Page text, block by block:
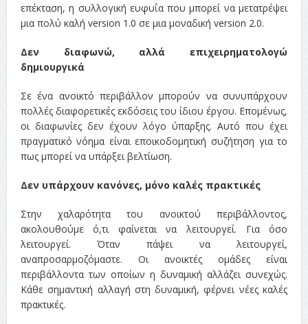
επέκταση, η συλλογική ευφυΐα που μπορεί να μετατρέψει
μια πολύ καλή version 1.0 σε μια μοναδική version 2.0.
Δεν διαφωνώ, αλλά επιχειρηματολογώ
δημιουργικά
Σε ένα ανοικτό περιβάλλον μπορούν να συνυπάρχουν
πολλές διαφορετικές εκδόσεις του ίδιου έργου. Επομένως,
οι διαφωνίες δεν έχουν λόγο ύπαρξης. Αυτό που έχει
πραγματικό νόημα είναι εποικοδομητική συζήτηση για το
πως μπορεί να υπάρξει βελτίωση.
Δεν υπάρχουν κανόνες, μόνο καλές πρακτικές
Στην χαλαρότητα του ανοικτού περιβάλλοντος,
ακολουθούμε ό,τι φαίνεται να λειτουργεί. Για όσο
λειτουργεί. Όταν πάψει να λειτουργεί,
αναπροσαρμοζόμαστε. Οι ανοικτές ομάδες είναι
περιβάλλοντα των οποίων η δυναμική αλλάζει συνεχώς.
Κάθε σημαντική αλλαγή στη δυναμική, φέρνει νέες καλές
πρακτικές.